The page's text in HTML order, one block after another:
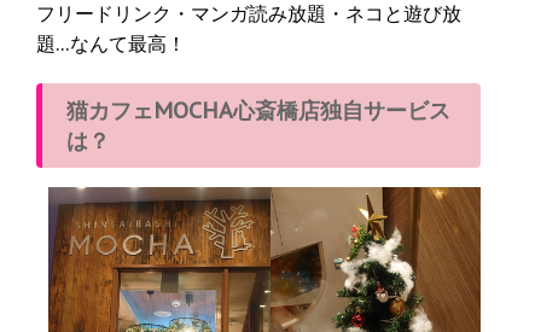
フリードリンク・マンガ読み放題・ネコと遊び放
題…なんて最高！
猫カフェMOCHA心斎橋店独自サービス
は？